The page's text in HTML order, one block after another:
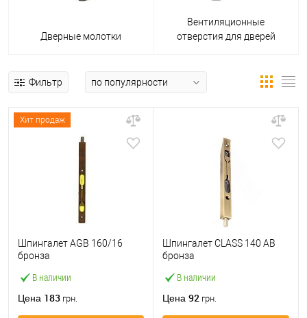
Дверные молотки
Вентиляционные
отверстия для дверей
Фильтр
Хит продаж
В наличии
Шпингалет AGB 160/16
бронза
Цена 183 грн.
В наличии
Шпингалет CLASS 140 AB
бронза
Цена 92 грн.